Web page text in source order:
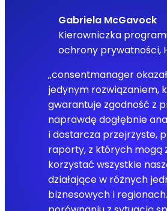
Gabriela McGavock
Kierowniczka
ochrony prywatności,
„consentmanager
jedynym rozwiązaniem,
gwarantuje zgodność z
naprawdę dogłębnie
i dostarcza przejrzyste,
raporty, z których mogą
korzystać wszystkie
działające w różnych
biznesowych i